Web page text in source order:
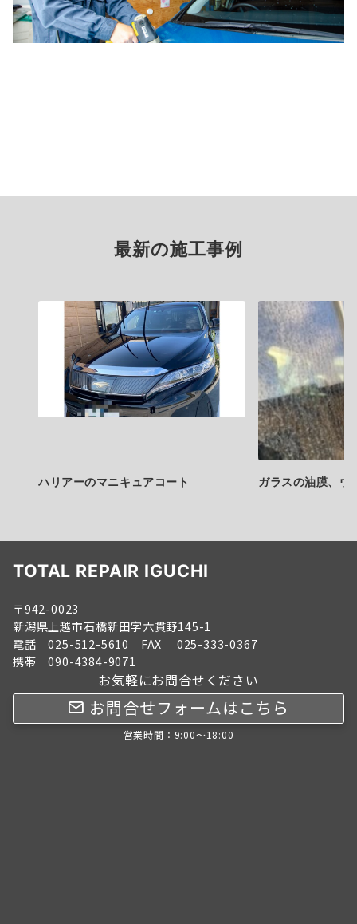
最新の施工事例
ハリアーのマニキュアコート ガラスの油膜、ウ
TOTAL REPAIR IGUCHI
〒942-0023
新潟県上越市石橋新田字六貫野145-1
電話 025-512-5610 FAX 025-333-0367
携帯 090-4384-9071
お気軽にお問合せください
お問合せフォームはこちら
営業時間：9:00～18:00